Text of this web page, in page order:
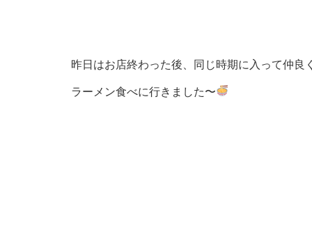
昨日はお店終わった後、同じ時期に入って仲良
ラーメン食べに行きました〜